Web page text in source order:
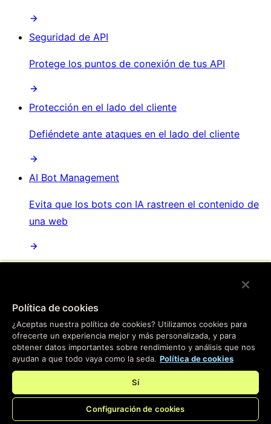
Seguridad de API
Protege los puntos de conexión de tus API
Protección en el lado del cliente
Defiéndete ante ataques en el lado del cliente
AI Bot Management
Evita que los bots con IA rastreen el contenido de
una web
Main menu
/ Productos
Compute
Informática en el borde
Pasa tus aplicaciones al borde: nuestra plataforma
instantánea te ayudará a crear experiencias
Política de cookies
¿Aceptas nuestra política de cookies? Utilizamos cookies para
ofrecerte un experiencia mejor y más personalizada, y para
obtener datos importantes sobre rendimiento y análisis que nos
ayudan a que todo vaya como la seda. Política de cookies
Sí
Configuración de cookies